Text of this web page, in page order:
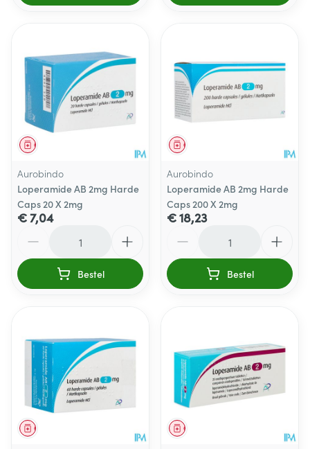
Geneesmiddel
Aurobindo
Loperamide AB 2mg Harde
Caps 20 X 2mg
€ 7,04
Bestel
Geneesmiddel
Aurobindo
Loperamide AB 2mg Harde
Caps 200 X 2mg
€ 18,23
Bestel
Geneesmiddel Geneesmiddel